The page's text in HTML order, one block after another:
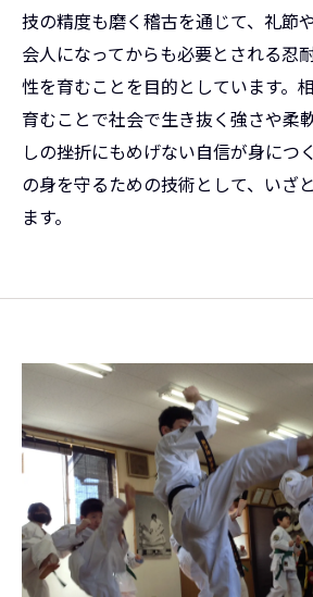
技の精度も磨く稽古を通じて、礼節
会人になってからも必要とされる忍
性を育むことを目的としています。
育むことで社会で生き抜く強さや柔
しの挫折にもめげない自信が身につ
の身を守るための技術として、いざ
ます。